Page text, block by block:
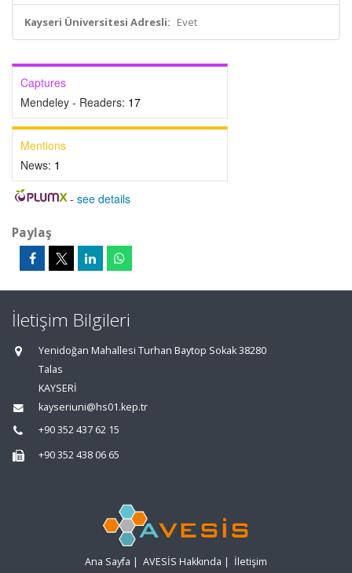
Kayseri Üniversitesi Adresli: Evet
Captures
Mendeley - Readers: 17
Mentions
News: 1
- see details
Paylaş
İletişim Bilgileri
Yenidoğan Mahallesi Turhan Baytop Sokak 38280
Talas
KAYSERİ
kayseriuni@hs01.kep.tr
+90 352 437 62 15
+90 352 438 06 65
Ana Sayfa | AVESİS Hakkında | İletişim